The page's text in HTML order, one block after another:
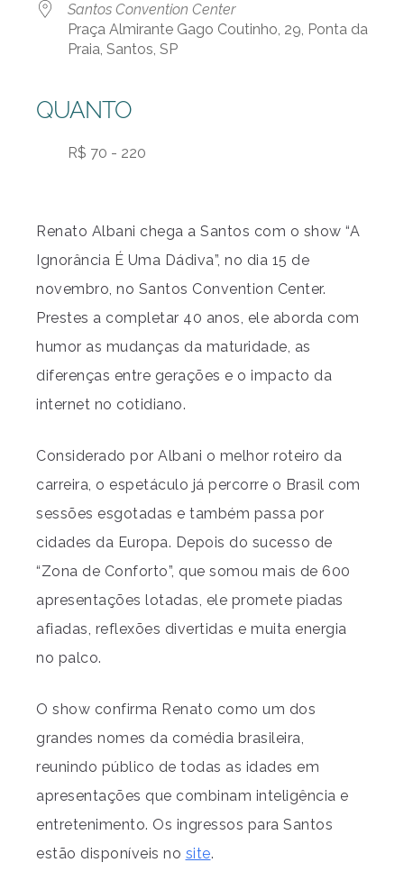
Santos Convention Center
Praça Almirante Gago Coutinho, 29, Ponta da
Praia, Santos, SP
QUANTO
R$ 70 - 220
Renato Albani chega a Santos com o show “A
Ignorância É Uma Dádiva”, no dia 15 de
novembro, no Santos Convention Center.
Prestes a completar 40 anos, ele aborda com
humor as mudanças da maturidade, as
diferenças entre gerações e o impacto da
internet no cotidiano.
Considerado por Albani o melhor roteiro da
carreira, o espetáculo já percorre o Brasil com
sessões esgotadas e também passa por
cidades da Europa. Depois do sucesso de
“Zona de Conforto”, que somou mais de 600
apresentações lotadas, ele promete piadas
afiadas, reflexões divertidas e muita energia
no palco.
O show confirma Renato como um dos
grandes nomes da comédia brasileira,
reunindo público de todas as idades em
apresentações que combinam inteligência e
entretenimento. Os ingressos para Santos
estão disponíveis no site.